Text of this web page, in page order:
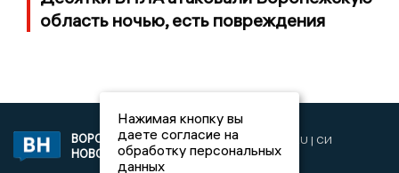
область ночью, есть повреждения
ВОРОНЕЖСКИЕ
НОВОСТИ
2019 © VORONEZHNEWS.RU | СИ
«Воронежские новости»
Нажимая кнопку вы
даете согласие на
обработку персональных
данных